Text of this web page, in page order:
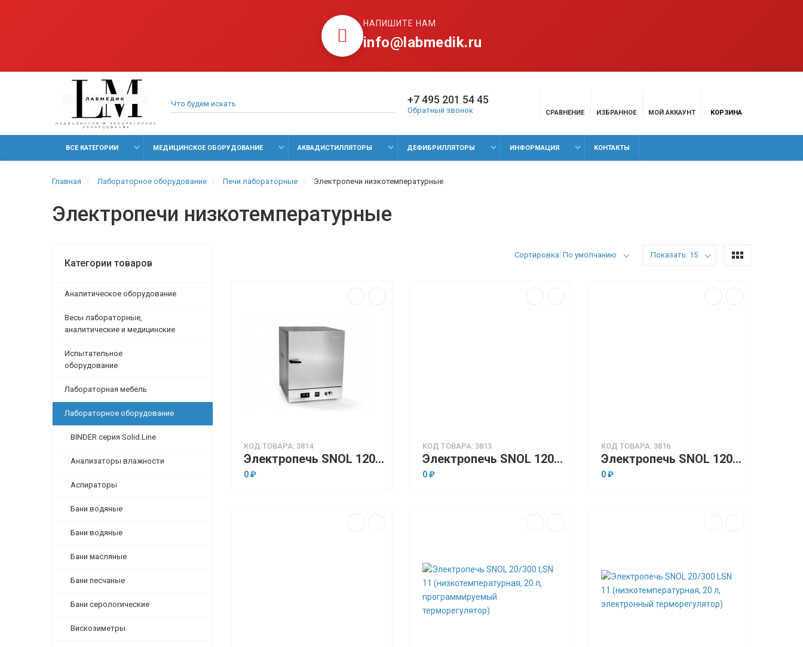
НАПИШИТЕ НАМ
info@labmedik.ru
+7 495 201 54 45
Обратный звонок СРАВНЕНИЕ ИЗБРАННОЕ МОЙ АККАУНТ КОРЗИНА
ВСЕ КАТЕГОРИИ МЕДИЦИНСКОЕ ОБОРУДОВАНИЕ АКВАДИСТИЛЛЯТОРЫ ДЕФИБРИЛЛЯТОРЫ ИНФОРМАЦИЯ КОНТАКТЫ
Главная Лабораторное оборудование Печи лабораторные Электропечи низкотемпературные
Электропечи низкотемпературные
Категории товаров
Аналитическое оборудование
Весы лабораторные,
аналитические и медицинские
Испытательное
оборудование
Лабораторная мебель
Лабораторное оборудование
BINDER серия Solid.Line
Анализаторы влажности
Аспираторы
Бани водяные
Бани водяные
Бани масляные
Бани песчаные
Бани серологические
Вискозиметры
Сортировка: По умолчанию Показать: 15
КОД ТОВАРА: 3814
Электропечь SNOL 120/300 LSN 11 (низкотемпературная, 120 л, электронный терморегулятор)
0 ₽
КОД ТОВАРА: 3813
Электропечь SNOL 120/300 LSN 11 (низкотемпературная, 120 л, программируемый терморегулятор)
0 ₽
КОД ТОВАРА: 3816
Электропечь SNOL 120/300 LSN 41 (низкотемпературная, 120 л, программируемый терморегулятор)
0 ₽